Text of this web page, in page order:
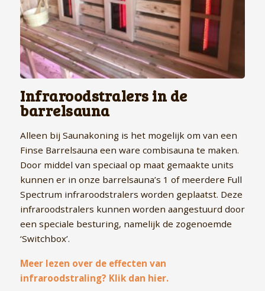
Infraroodstralers in de
barrelsauna
Alleen bij Saunakoning is het mogelijk om van een
Finse Barrelsauna een ware combisauna te maken.
Door middel van speciaal op maat gemaakte units
kunnen er in onze barrelsauna’s 1 of meerdere Full
Spectrum infraroodstralers worden geplaatst. Deze
infraroodstralers kunnen worden aangestuurd door
een speciale besturing, namelijk de zogenoemde
‘Switchbox’.
Meer lezen over de effecten van
infraroodstraling? Klik dan hier.